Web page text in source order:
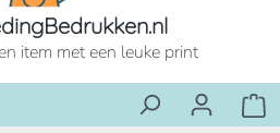
item met een leuke print